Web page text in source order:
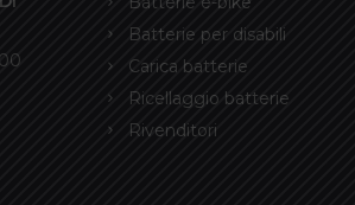
Batterie per disabili
Carica batterie
Ricellaggio batterie
Rivenditori